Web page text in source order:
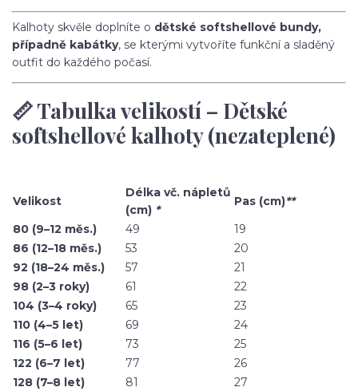
Kalhoty skvěle doplníte o dětské softshellové bundy,
případně kabátky, se kterými vytvoříte funkční a sladěný
outfit do každého počasí.
📏 Tabulka velikostí – Dětské
softshellové kalhoty (nezateplené)
Velikost
Délka vč. nápletů
(cm) *
Pas (cm)**
80 (9–12 měs.)
49
19
86 (12–18 měs.)
53
20
92 (18–24 měs.)
57
21
98 (2–3 roky)
61
22
104 (3–4 roky)
65
23
110 (4–5 let)
69
24
116 (5–6 let)
73
25
122 (6–7 let)
77
26
128 (7–8 let)
81
27